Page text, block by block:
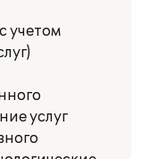
учетом
услуг